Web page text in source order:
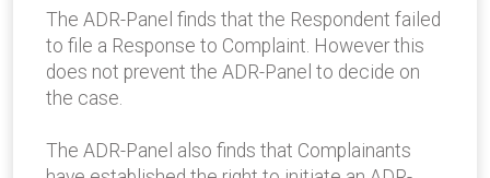
The ADR-Panel finds that the Respondent failed
to file a Response to Complaint. However this
does not prevent the ADR-Panel to decide on
the case.
The ADR-Panel also finds that Complainants